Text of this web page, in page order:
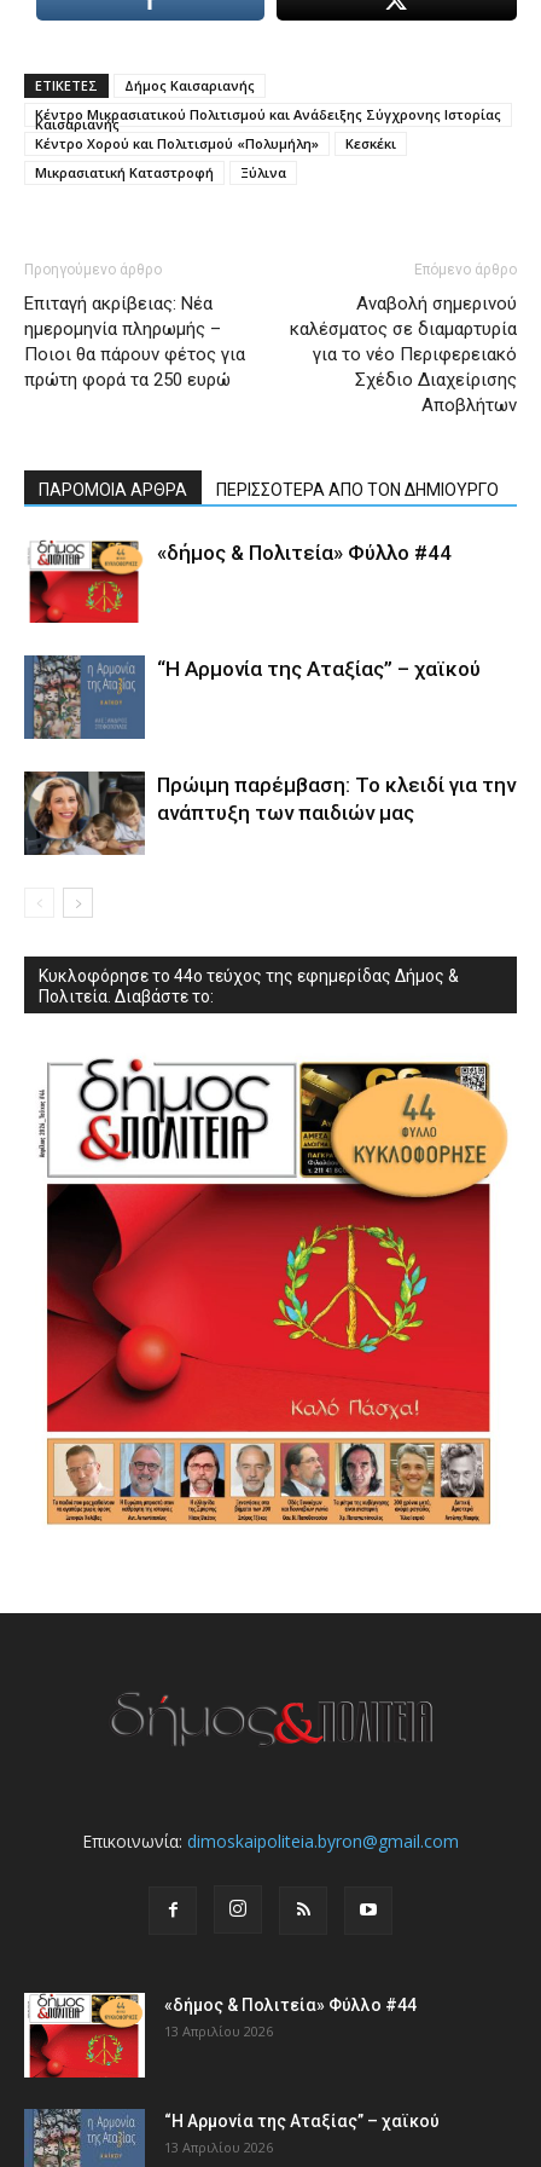
ΕΤΙΚΕΤΕΣ
Δήμος Καισαριανής
Κέντρο Μικρασιατικού Πολιτισμού και Ανάδειξης Σύγχρονης Ιστορίας
Καισαριανής
Κέντρο Χορού και Πολιτισμού «Πολυμήλη»
Κεσκέκι
Μικρασιατική Καταστροφή
Ξύλινα
Προηγούμενο άρθρο
Επιταγή ακρίβειας: Nέα
ημερομηνία πληρωμής –
Ποιοι θα πάρουν φέτος για
πρώτη φορά τα 250 ευρώ
Επόμενο άρθρο
Αναβολή σημερινού
καλέσματος σε διαμαρτυρία
για το νέο Περιφερειακό
Σχέδιο Διαχείρισης
Αποβλήτων
ΠΑΡΟΜΟΙΑ ΑΡΘΡΑ ΠΕΡΙΣΣΟΤΕΡΑ ΑΠΟ ΤΟΝ ΔΗΜΙΟΥΡΓΟ
«δήμος & Πολιτεία» Φύλλο #44
“Η Αρμονία της Αταξίας” – χαϊκού
Πρώιμη παρέμβαση: Το κλειδί για την
ανάπτυξη των παιδιών µας
Κυκλοφόρησε το 44ο τεύχος της εφημερίδας Δήμος &
Πολιτεία. Διαβάστε το:
Επικοινωνία: dimoskaipoliteia.byron@gmail.com
«δήμος & Πολιτεία» Φύλλο #44
13 Απριλίου 2026
“Η Αρμονία της Αταξίας” – χαϊκού
13 Απριλίου 2026